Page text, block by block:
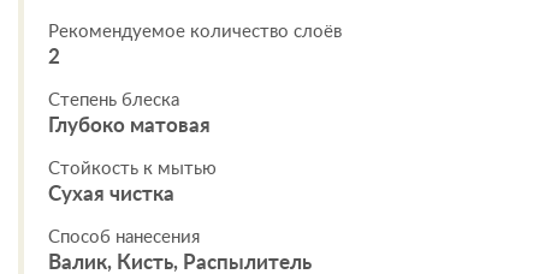
Рекомендуемое количество слоёв
2
Степень блеска
Глубоко матовая
Стойкость к мытью
Сухая чистка
Способ нанесения
Валик, Кисть, Распылитель